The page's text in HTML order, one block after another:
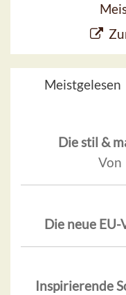
Meistgelesen
Die stil &
Von
Die neue
Inspirierende